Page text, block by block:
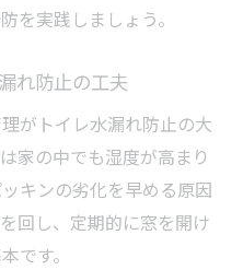
を実践しましょう。
れ防止の工夫
がトイレ水漏れ防止の大
家の中でも湿度が高まり
キンの劣化を早める原因
回し、定期的に窓を開け
です。